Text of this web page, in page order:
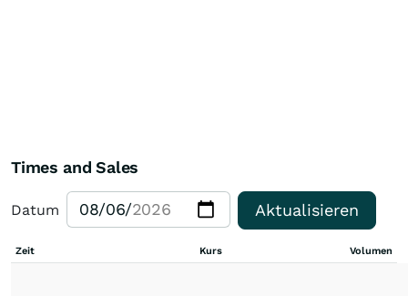
Times and Sales
Datum Aktualisieren
Zeit Kurs Volumen